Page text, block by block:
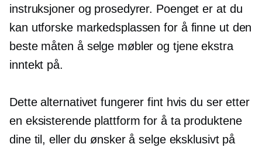
instruksjoner og prosedyrer. Poenget er at du
kan utforske markedsplassen for å finne ut den
beste måten å selge møbler og tjene ekstra
inntekt på.
Dette alternativet fungerer fint hvis du ser etter
en eksisterende plattform for å ta produktene
dine til, eller du ønsker å selge eksklusivt på